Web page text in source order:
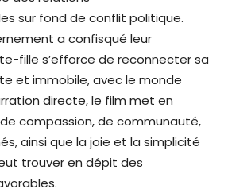
sur fond de conflit politique.
a confisqué leur
fille s’efforce de reconnecter sa
et immobile, avec le monde
directe, le film met en
compassion, de communauté,
ainsi que la joie et la simplicité
trouver en dépit des